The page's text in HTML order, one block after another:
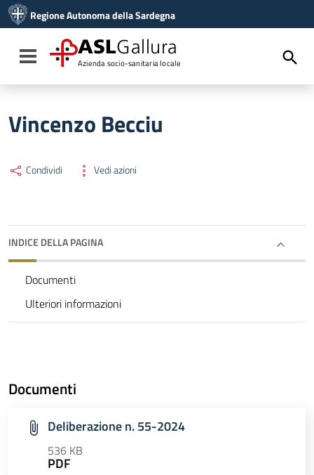
Vai al menu di navigazione
Vai al footer
Regione Autonoma della Sardegna
Toggle navigation
ASLGallura
Azienda socio-sanitaria locale
Vincenzo Becciu
Condividi Vedi azioni
INDICE DELLA PAGINA
Documenti
Ulteriori informazioni
Documenti
Deliberazione n. 55-2024
536 KB
PDF